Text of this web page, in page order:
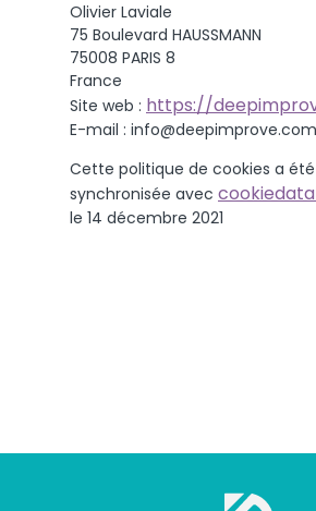
Olivier Laviale
75 Boulevard HAUSSMANN
75008 PARIS 8
France
Site web : https://
E-mail : moc.evorpmipeed@ofni
Cette politique de cookies a été
synchronisée avec
le 14 décembre 2021